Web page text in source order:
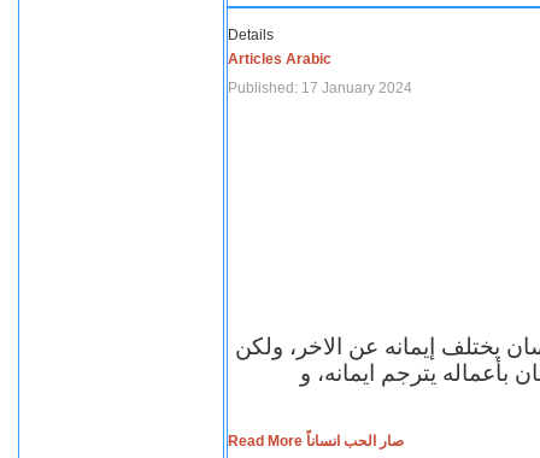
Details
Articles Arabic
Published: 17 January 2024
يختلف إيمانه عن الاخر، ولكن
بأعماله يترجم ايمانه، و
Read More صار الحب انساناً